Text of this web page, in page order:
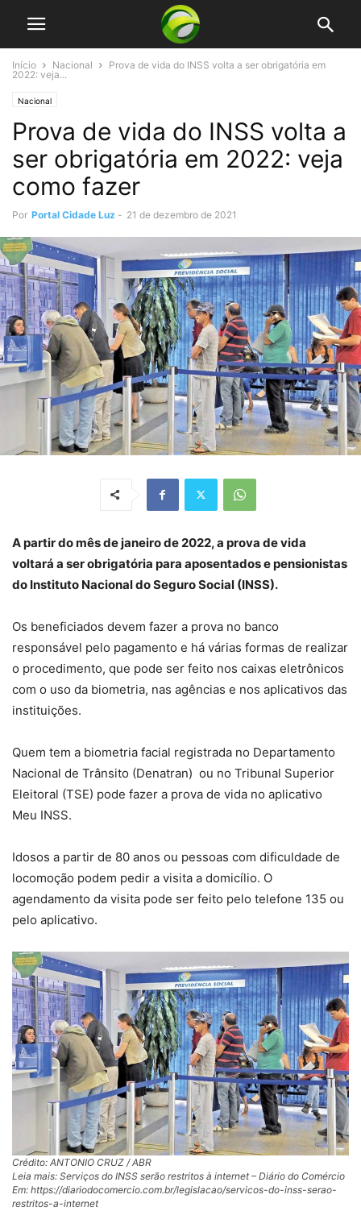
Início Nacional
Prova de vida do INSS volta a ser obrigatória em
2022: veja...
Nacional
Prova de vida do INSS volta a
ser obrigatória em 2022: veja
como fazer
Por Portal Cidade Luz - 21 de dezembro de 2021
A partir do mês de janeiro de 2022, a prova de vida
voltará a ser obrigatória para aposentados e pensionistas
do Instituto Nacional do Seguro Social (INSS).
Os beneficiados devem fazer a prova no banco
responsável pelo pagamento e há várias formas de realizar
o procedimento, que pode ser feito nos caixas eletrônicos
com o uso da biometria, nas agências e nos aplicativos das
instituições.
Quem tem a biometria facial registrada no Departamento
Nacional de Trânsito (Denatran) ou no Tribunal Superior
Eleitoral (TSE) pode fazer a prova de vida no aplicativo
Meu INSS.
Idosos a partir de 80 anos ou pessoas com dificuldade de
locomoção podem pedir a visita a domicílio. O
agendamento da visita pode ser feito pelo telefone 135 ou
pelo aplicativo.
Crédito: ANTONIO CRUZ / ABR
Leia mais: Serviços do INSS serão restritos à internet – Diário do Comércio
Em: https://diariodocomercio.com.br/legislacao/servicos-do-inss-serao-
restritos-a-internet